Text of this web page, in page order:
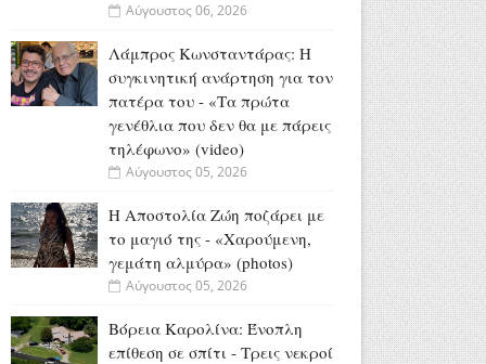
Αύγουστος 06, 2026
Λάμπρος Κωνσταντάρας: H
συγκινητική ανάρτηση για τον
πατέρα του - «Τα πρώτα
γενέθλια που δεν θα με πάρεις
τηλέφωνο» (video)
Αύγουστος 05, 2026
Η Αποστολία Ζώη ποζάρει με
το μαγιό της - «Χαρούμενη,
γεμάτη αλμύρα» (photos)
Αύγουστος 05, 2026
Βόρεια Καρολίνα: Ένοπλη
επίθεση σε σπίτι - Τρεις νεκροί